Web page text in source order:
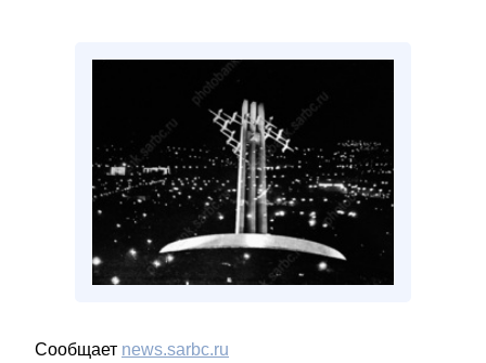
Сообщает news.sarbc.ru